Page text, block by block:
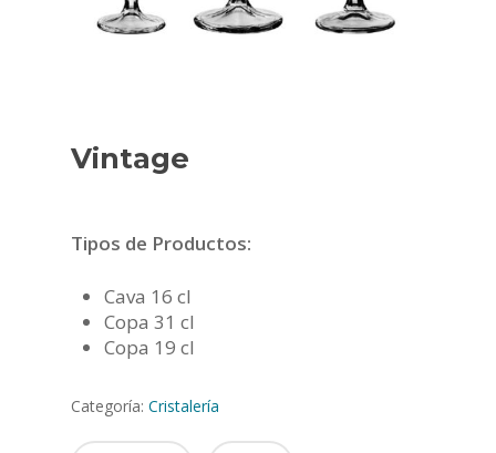
Vintage
Tipos de Productos:
Cava 16 cl
Copa 31 cl
Copa 19 cl
Categoría: Cristalería